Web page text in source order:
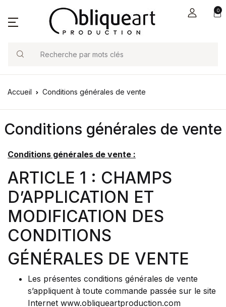
0
Search
Accueil Conditions générales de vente
Conditions générales de vente
Conditions générales de vente :
ARTICLE 1 : CHAMPS
D’APPLICATION ET
MODIFICATION DES
CONDITIONS
GÉNÉRALES DE VENTE
Les présentes conditions générales de vente
s’appliquent à toute commande passée sur le site
Internet www.obliqueartproduction.com